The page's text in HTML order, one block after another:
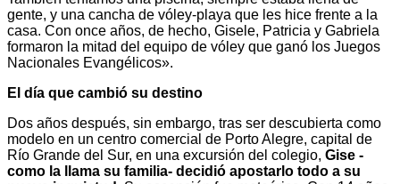
gente, y una cancha de vóley-playa que les hice frente a la
casa. Con once años, de hecho, Gisele, Patricia y Gabriela
formaron la mitad del equipo de vóley que ganó los Juegos
Nacionales Evangélicos».
El día que cambió su destino
Dos años después, sin embargo, tras ser descubierta como
modelo en un centro comercial de Porto Alegre, capital de
Río Grande del Sur, en una excursión del colegio, Gise -
como la llama su familia- decidió apostarlo todo a su